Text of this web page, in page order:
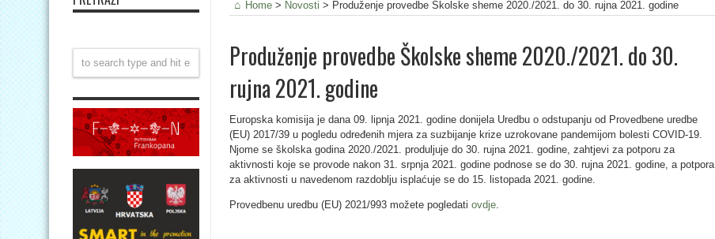
Home > Novosti > Produženje provedbe Školske sheme 2020./2021. do 30. rujna 2021. godine
Produženje provedbe Školske sheme 2020./2021. do 30.
rujna 2021. godine
Europska komisija je dana 09. lipnja 2021. godine donijela Uredbu o odstupanju od Provedbene uredbe
(EU) 2017/39 u pogledu određenih mjera za suzbijanje krize uzrokovane pandemijom bolesti COVID-19.
Njome se školska godina 2020./2021. produljuje do 30. rujna 2021. godine, zahtjevi za potporu za
aktivnosti koje se provode nakon 31. srpnja 2021. godine podnose se do 30. rujna 2021. godine, a potpora
za aktivnosti u navedenom razdoblju isplaćuje se do 15. listopada 2021. godine.
Provedbenu uredbu (EU) 2021/993 možete pogledati ovdje.